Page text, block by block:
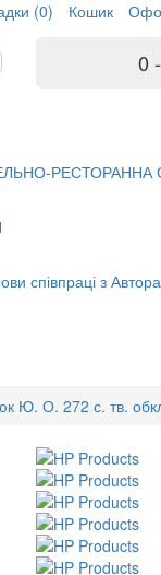
(0) Кошик
0
РЕСТОРАННА
співпраці з
Ю. О. 272 с. тв.